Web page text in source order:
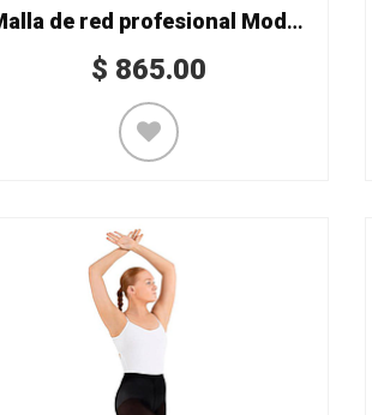
Malla de red profesional Mod. 854/D
$ 865.00